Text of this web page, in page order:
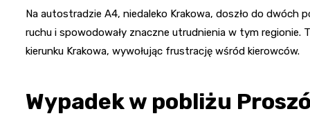
Na autostradzie A4, niedaleko Krakowa, doszło do dwóch
ruchu i spowodowały znaczne utrudnienia w tym regionie.
kierunku Krakowa, wywołując frustrację wśród kierowców.
Wypadek w pobliżu